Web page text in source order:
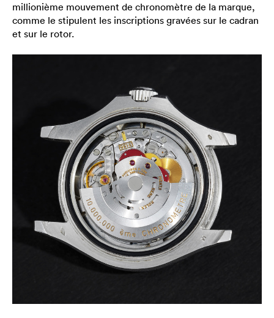
millionième mouvement de chronomètre de la marque,
comme le stipulent les inscriptions gravées sur le cadran
et sur le rotor.